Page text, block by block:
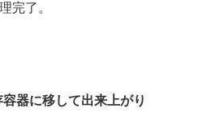
完了。
器に移して出来上がり